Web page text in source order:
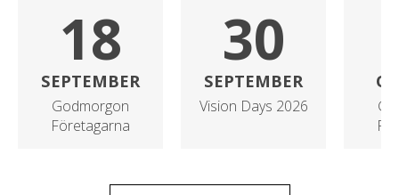
18
SEPTEMBER
Godmorgon
Företagarna
30
SEPTEMBER
Vision Days 2026